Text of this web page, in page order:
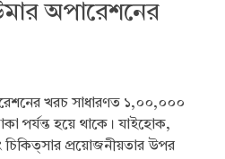
অপারেশনের
খরচ সাধারণত ১,০০,০০০
পর্যন্ত হয়ে থাকে। যাইহোক,
চিকিত্সার প্রয়োজনীয়তার উপর